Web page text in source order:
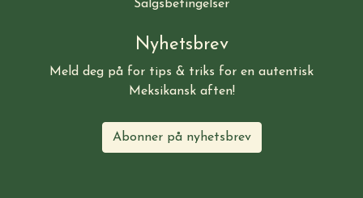
Salgsbetingelser
Nyhetsbrev
Meld deg på for tips & triks for en autentisk
Meksikansk aften!
Abonner på nyhetsbrev